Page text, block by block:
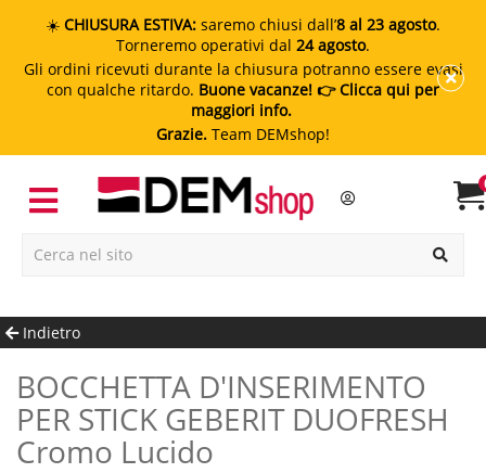
☀️ CHIUSURA ESTIVA: saremo chiusi dall’8 al 23 agosto.
Torneremo operativi dal 24 agosto.
Gli ordini ricevuti durante la chiusura potranno essere evasi
con qualche ritardo. Buone vacanze! 👉 Clicca qui per
maggiori info.
Grazie. Team DEMshop!
Indietro
BOCCHETTA D'INSERIMENTO
PER STICK GEBERIT DUOFRESH
Cromo Lucido